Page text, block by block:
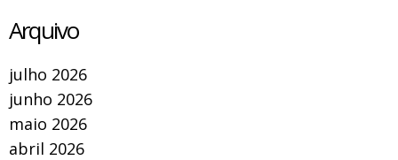
Arquivo
julho 2026
junho 2026
maio 2026
abril 2026